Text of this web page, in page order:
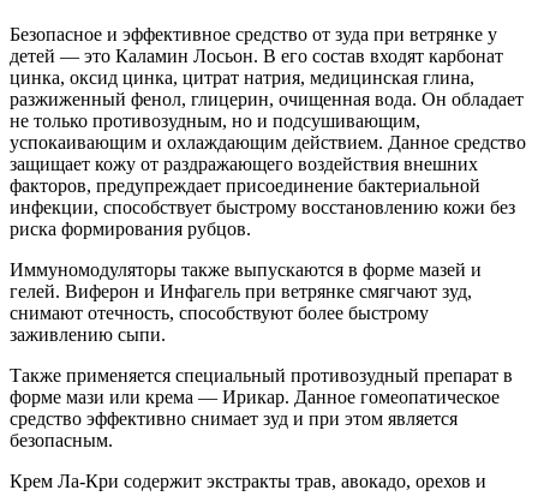
Безопасное и эффективное средство от зуда при ветрянке у
детей — это Каламин Лосьон. В его состав входят карбонат
цинка, оксид цинка, цитрат натрия, медицинская глина,
разжиженный фенол, глицерин, очищенная вода. Он обладает
не только противозудным, но и подсушивающим,
успокаивающим и охлаждающим действием. Данное средство
защищает кожу от раздражающего воздействия внешних
факторов, предупреждает присоединение бактериальной
инфекции, способствует быстрому восстановлению кожи без
риска формирования рубцов.
Иммуномодуляторы также выпускаются в форме мазей и
гелей. Виферон и Инфагель при ветрянке смягчают зуд,
снимают отечность, способствуют более быстрому
заживлению сыпи.
Также применяется специальный противозудный препарат в
форме мази или крема — Ирикар. Данное гомеопатическое
средство эффективно снимает зуд и при этом является
безопасным.
Крем Ла-Кри содержит экстракты трав, авокадо, орехов и